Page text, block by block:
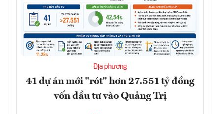
Địa phương
41 dự án mới "rót" hơn 27.551 tỷ đồng
vốn đầu tư vào Quảng Trị